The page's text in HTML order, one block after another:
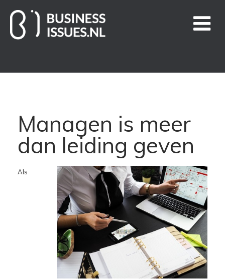
Home
Business Issues blogs
Nieuws
Over ons
Contact
Managen is meer
dan leiding geven
Als